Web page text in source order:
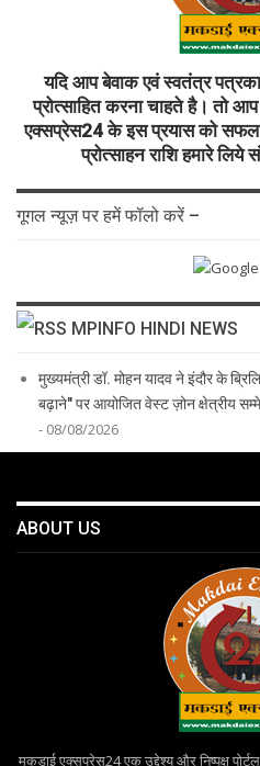
यदि आप बेवाक एवं स्वतंत्र
प्रोत्साहित करना चाहते है। तो
एक्सप्रेस24 के इस प्रयास को सफल
प्रोत्साहन राशि हमारे
गूगल न्यूज़ पर हमें फॉलो करें –
MPINFO HINDI NEWS
मुख्यमंत्री डॉ. मोहन यादव ने इंदौर के
बढ़ाने" पर आयोजित वेस्ट ज़ोन क्षेत्रीय
- 08/08/2026
ABOUT US
मकड़ाई एक्सप्रेस24 एक उद्देश्य और निष्पक्ष